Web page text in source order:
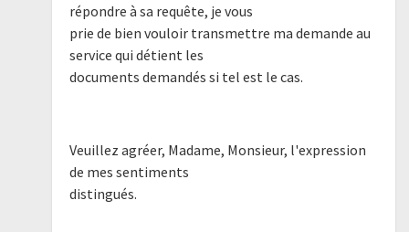
répondre à sa requête, je vous
prie de bien vouloir transmettre ma demande au
service qui détient les
documents demandés si tel est le cas.
Veuillez agréer, Madame, Monsieur, l'expression
de mes sentiments
distingués.